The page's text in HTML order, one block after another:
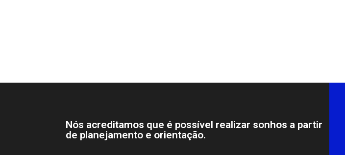
Nós acreditamos que é possível realizar sonhos a partir
de planejamento e orientação.